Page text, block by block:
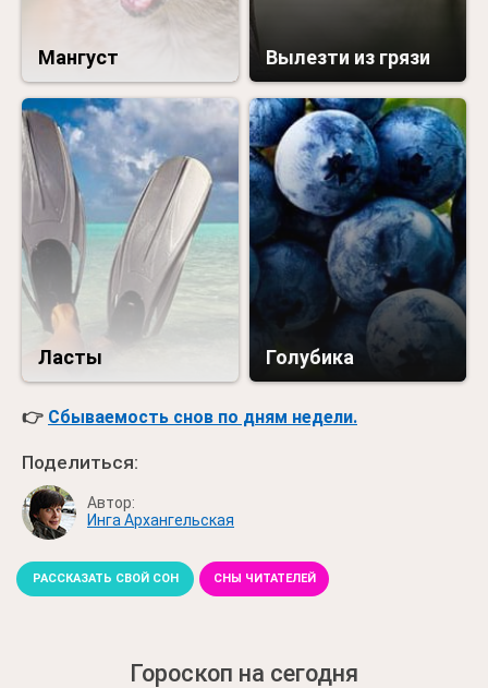
Мангуст Вылезти из грязи
Ласты Голубика
👉 Сбываемость снов по дням недели.
Поделиться:
Автор:
Инга Архангельская
РАССКАЗАТЬ СВОЙ СОН СНЫ ЧИТАТЕЛЕЙ
Гороскоп на сегодня